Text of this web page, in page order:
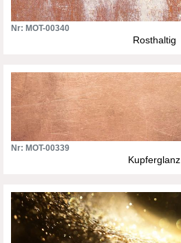
Nr: MOT-00340
Rosthaltig
Nr: MOT-00339
Kupferglanz